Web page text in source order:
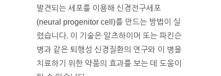
발견되는 세포를 이용해 신경전구세포
(neural progenitor cell)를 만드는 방법이 실
렸습니다. 이 기술은 알츠하이머 또는 파킨슨
병과 같은 퇴행성 신경질환의 연구와 이 병을
치료하기 위한 약품의 효과를 보는 데 도움이